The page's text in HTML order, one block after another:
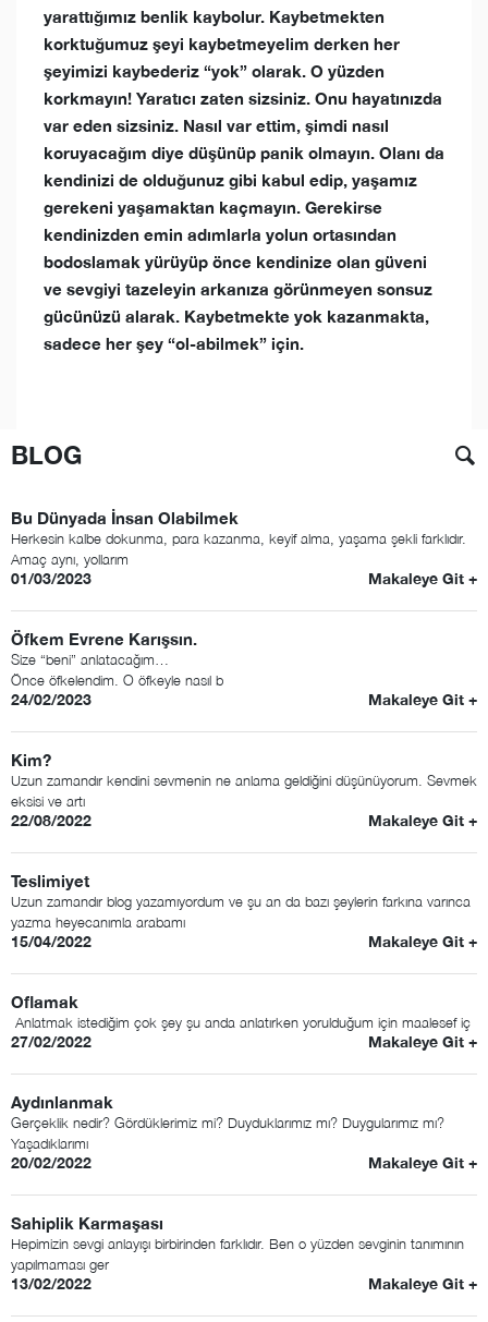
yarattığımız benlik kaybolur. Kaybetmekten
korktuğumuz şeyi kaybetmeyelim derken her
şeyimizi kaybederiz “yok” olarak. O yüzden
korkmayın! Yaratıcı zaten sizsiniz. Onu hayatınızda
var eden sizsiniz. Nasıl var ettim, şimdi nasıl
koruyacağım diye düşünüp panik olmayın. Olanı da
kendinizi de olduğunuz gibi kabul edip, yaşamız
gerekeni yaşamaktan kaçmayın. Gerekirse
kendinizden emin adımlarla yolun ortasından
bodoslamak yürüyüp önce kendinize olan güveni
ve sevgiyi tazeleyin arkanıza görünmeyen sonsuz
gücünüzü alarak. Kaybetmekte yok kazanmakta,
sadece her şey “ol-abilmek” için.
BLOG
Bu Dünyada İnsan Olabilmek
Herkesin kalbe dokunma, para kazanma, keyif alma, yaşama şekli farklıdır.
Amaç aynı, yollarım
01/03/2023 Makaleye Git +
Öfkem Evrene Karışsın.
Size “beni” anlatacağım…
Önce öfkelendim. O öfkeyle nasıl b
24/02/2023 Makaleye Git +
Kim?
Uzun zamandır kendini sevmenin ne anlama geldiğini düşünüyorum. Sevmek
eksisi ve artı
22/08/2022 Makaleye Git +
Teslimiyet
Uzun zamandır blog yazamıyordum ve şu an da bazı şeylerin farkına varınca
yazma heyecanımla arabamı
15/04/2022 Makaleye Git +
Oflamak
Anlatmak istediğim çok şey şu anda anlatırken yorulduğum için maalesef iç
27/02/2022 Makaleye Git +
Aydınlanmak
Gerçeklik nedir? Gördüklerimiz mi? Duyduklarımız mı? Duygularımız mı?
Yaşadıklarımı
20/02/2022 Makaleye Git +
Sahiplik Karmaşası
Hepimizin sevgi anlayışı birbirinden farklıdır. Ben o yüzden sevginin tanımının
yapılmaması ger
13/02/2022 Makaleye Git +